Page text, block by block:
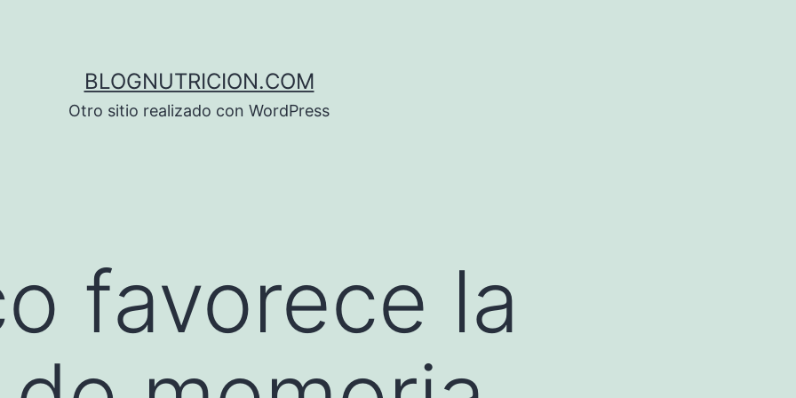
BLOGNUTRICION.COM
Otro sitio realizado con WordPress
favorece la